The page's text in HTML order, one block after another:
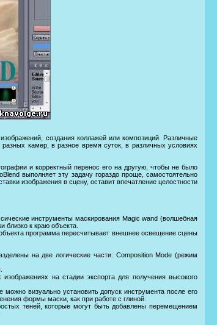
создания коллажей или композиций. Различные
камер, в разное время суток, в различных условиях
и корректный перенос его на другую, чтобы не было
выполняет эту задачу гораздо проще, самостоятельно
изображения в сцену, оставит впечатление целостности
инструменты маскирования Magic wand (волшебная
близко к краю объекта.
программа пересчитывает внешнее освещение сцены
на две логические части: Composition Mode (режим
на стадии экспорта для получения высокого
визуально установить допуск инструмента после его
формы маски, как при работе с глиной.
теней, которые могут быть добавлены перемещением